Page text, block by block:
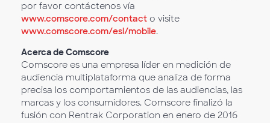
por favor contáctenos vía
www.comscore.com/contact o visite
www.comscore.com/esl/mobile.
Acerca de Comscore
Comscore es una empresa líder en medición de
audiencia multiplataforma que analiza de forma
precisa los comportamientos de las audiencias, las
marcas y los consumidores. Comscore finalizó la
fusión con Rentrak Corporation en enero de 2016